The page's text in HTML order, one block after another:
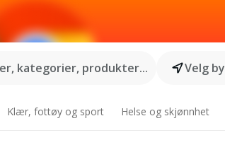
kategorier, produkter...
Velg by
Klær, fottøy og sport Helse og skjønnhet